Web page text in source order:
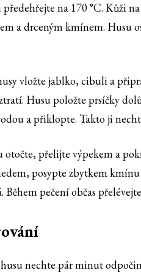
předehřejte na 170 °C. Kůži
a drceným kmínem. Husu
vložte jablko, cibuli a
Husu položte prsíčky
a přiklopte. Takto ji
otočte, přelijte výpekem a
posypte zbytkem
Během pečení občas
nechte pár minut